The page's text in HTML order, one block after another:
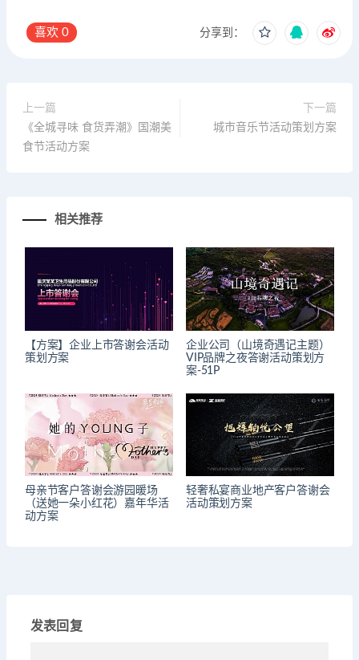
喜欢 0 分享到：
上一篇
《全城寻味 食货弄潮》国潮美
食节活动方案
下一篇
城市音乐节活动策划方案
相关推荐
【方案】企业上市答谢会活动
策划方案
企业公司（山境奇遇记主题）
VIP品牌之夜答谢活动策划方
案-51P
母亲节客户答谢会游园暖场
（送她一朵小红花）嘉年华活
动方案
轻奢私宴商业地产客户答谢会
活动策划方案
发表回复